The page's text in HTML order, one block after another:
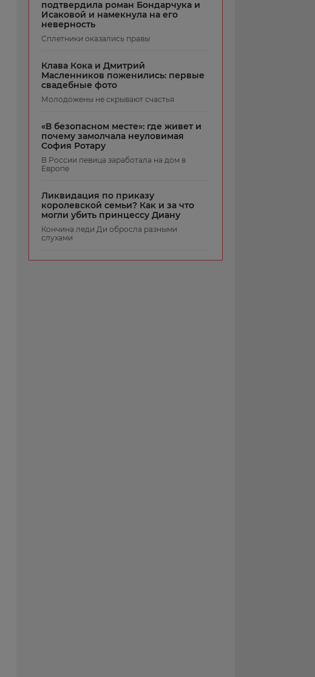
подтвердила роман Бондарчука и
Исаковой и намекнула на его
неверность
Сплетники оказались правы
Клава Кока и Дмитрий
Масленников поженились: первые
свадебные фото
Молодожены не скрывают счастья
«В безопасном месте»: где живет и
почему замолчала неуловимая
София Ротару
В России певица заработала на дом в
Европе
Ликвидация по приказу
королевской семьи? Как и за что
могли убить принцессу Диану
Кончина леди Ди обросла разными
слухами